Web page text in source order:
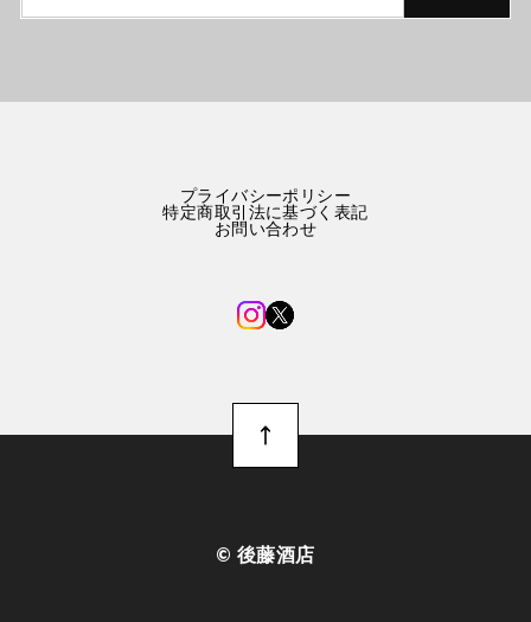
プライバシーポリシー
特定商取引法に基づく表記
お問い合わせ
©︎ 後藤酒店